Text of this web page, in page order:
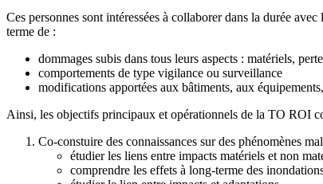
Ces personnes sont intéressées à collaborer dans la durée
terme de :
dommages subis dans tous leurs aspects : matériels,
comportements de type vigilance ou surveillance
modifications apportées aux bâtiments, aux
Ainsi, les objectifs principaux et opérationnels de la TO ROI
Co-constuire des connaissances sur des phénomènes
étudier les liens entre impacts matériels et non
comprendre les effets à long-terme des